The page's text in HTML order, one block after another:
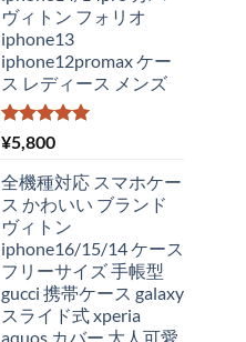
た。
す。
ヴィトン フォリオ
iphone13
iphone12promax ケー
ス レディース メンズ
5段階中
5.00
¥5,800
全機種対応 スマホケー
ス かわいい ブランド
ヴィトン
iphone16/15/14 ケース
フリーサイズ 手帳型
gucci 携帯ケース galaxy
スライド式 xperia
aquos カバー 大人可愛